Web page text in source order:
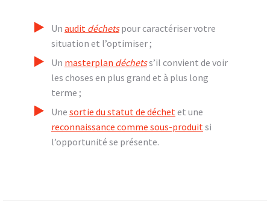
Un audit déchetspour caractériser votre
situation et l’optimiser ;
Un masterplan déchetss’il convient de voir
les choses en plus grand et à plus long
terme ;
Une sortie du statut de déchet et une
reconnaissance comme sous-produit si
l’opportunité se présente.